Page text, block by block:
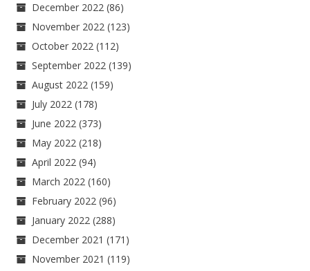
December 2022 (86)
November 2022 (123)
October 2022 (112)
September 2022 (139)
August 2022 (159)
July 2022 (178)
June 2022 (373)
May 2022 (218)
April 2022 (94)
March 2022 (160)
February 2022 (96)
January 2022 (288)
December 2021 (171)
November 2021 (119)